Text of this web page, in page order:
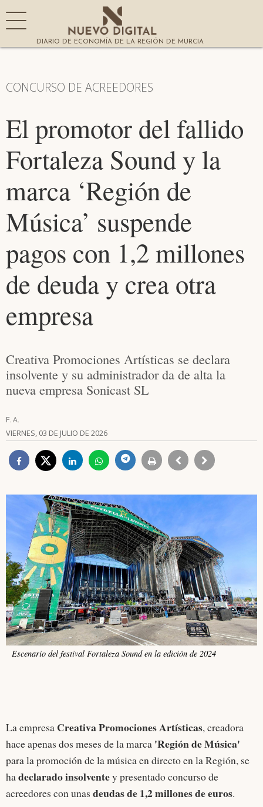
DIARIO DE ECONOMÍA DE LA REGIÓN DE MURCIA
CONCURSO DE ACREEDORES
El promotor del fallido
Fortaleza Sound y la
marca ‘Región de
Música’ suspende
pagos con 1,2 millones
de deuda y crea otra
empresa
Creativa Promociones Artísticas se declara
insolvente y su administrador da de alta la
nueva empresa Sonicast SL
F. A.
VIERNES, 03 DE JULIO DE 2026
Escenario del festival Fortaleza Sound en la edición de 2024
La empresa Creativa Promociones Artísticas, creadora
hace apenas dos meses de la marca 'Región de Música'
para la promoción de la música en directo en la Región, se
hadeclarado insolventey presentado concurso de
acreedores con unas deudas de 1,2 millones de euros.